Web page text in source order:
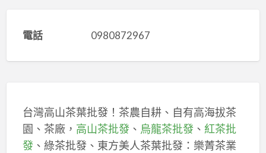
電話 0980872967
台灣高山茶葉批發！茶農自耕、自有高海拔茶
園、茶廠， 高山茶批發、 烏龍茶批發、 紅茶批
發、綠茶批發、東方美人茶葉批發：樂菁茶業